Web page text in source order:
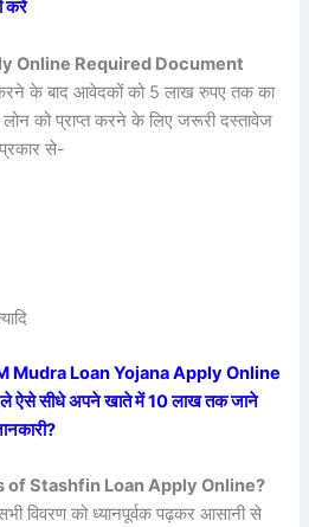
करें
Online Required Document
के बाद आवेदकों को 5 लाख रुपए तक का
को प्राप्त करने के लिए जरूरी दस्तावेज
से-
Mudra Loan Yojana Apply Online
ले ऐसे सीधे अपने खाते में 10 लाख तक जाने
of Stashfin Loan Apply Online?
विवरण को ध्यानपूर्वक पढ़कर आसानी से